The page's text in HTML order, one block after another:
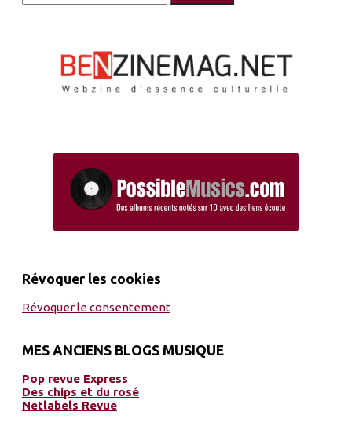
Révoquer les cookies
Révoquer le consentement
MES ANCIENS BLOGS MUSIQUE
Pop revue Express
Des chips et du rosé
Netlabels Revue